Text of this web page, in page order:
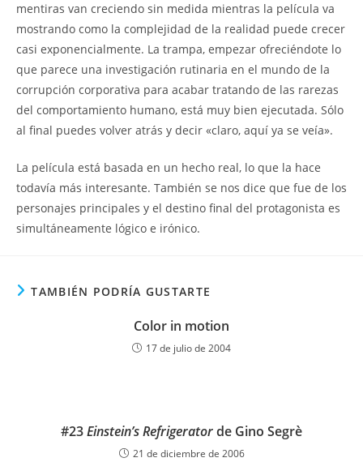
mentiras van creciendo sin medida mientras la película va
mostrando como la complejidad de la realidad puede crecer
casi exponencialmente. La trampa, empezar ofreciéndote lo
que parece una investigación rutinaria en el mundo de la
corrupción corporativa para acabar tratando de las rarezas
del comportamiento humano, está muy bien ejecutada. Sólo
al final puedes volver atrás y decir «claro, aquí ya se veía».
La película está basada en un hecho real, lo que la hace
todavía más interesante. También se nos dice que fue de los
personajes principales y el destino final del protagonista es
simultáneamente lógico e irónico.
TAMBIÉN PODRÍA GUSTARTE
Color in motion
17 de julio de 2004
#23Einstein’s Refrigeratorde Gino Segrè
21 de diciembre de 2006